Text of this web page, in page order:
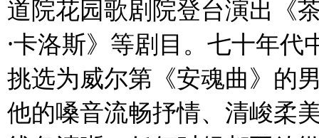
道院花园歌剧院登台演出《
·卡洛斯》等剧目。七十年代
挑选为威尔第《安魂曲》的
他的嗓音流畅抒情、清峻柔